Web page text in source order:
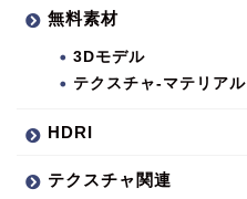
無料素材
3Dモデル
テクスチャ-マテリアル
HDRI
テクスチャ関連